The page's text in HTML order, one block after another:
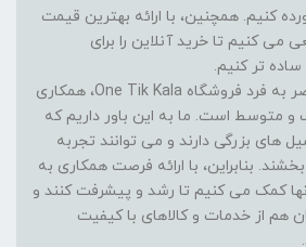
کنیم. همچنین، با ارائه بهترین قیمت
می کنیم تا خرید آنلاین را برای
تر کنیم.
یکی از ویژگی های منحصر به فرد فروشگاه One Tik Kala، همکاری
متوسط است. ما به این باور داریم که
های بزرگی دارند و می توانند تجربه
بنابراین، با ارائه فرصت همکاری به
کمک می کنیم تا رشد و پیشرفت کنند و
هم از خدمات و کالاهای با کیفیت